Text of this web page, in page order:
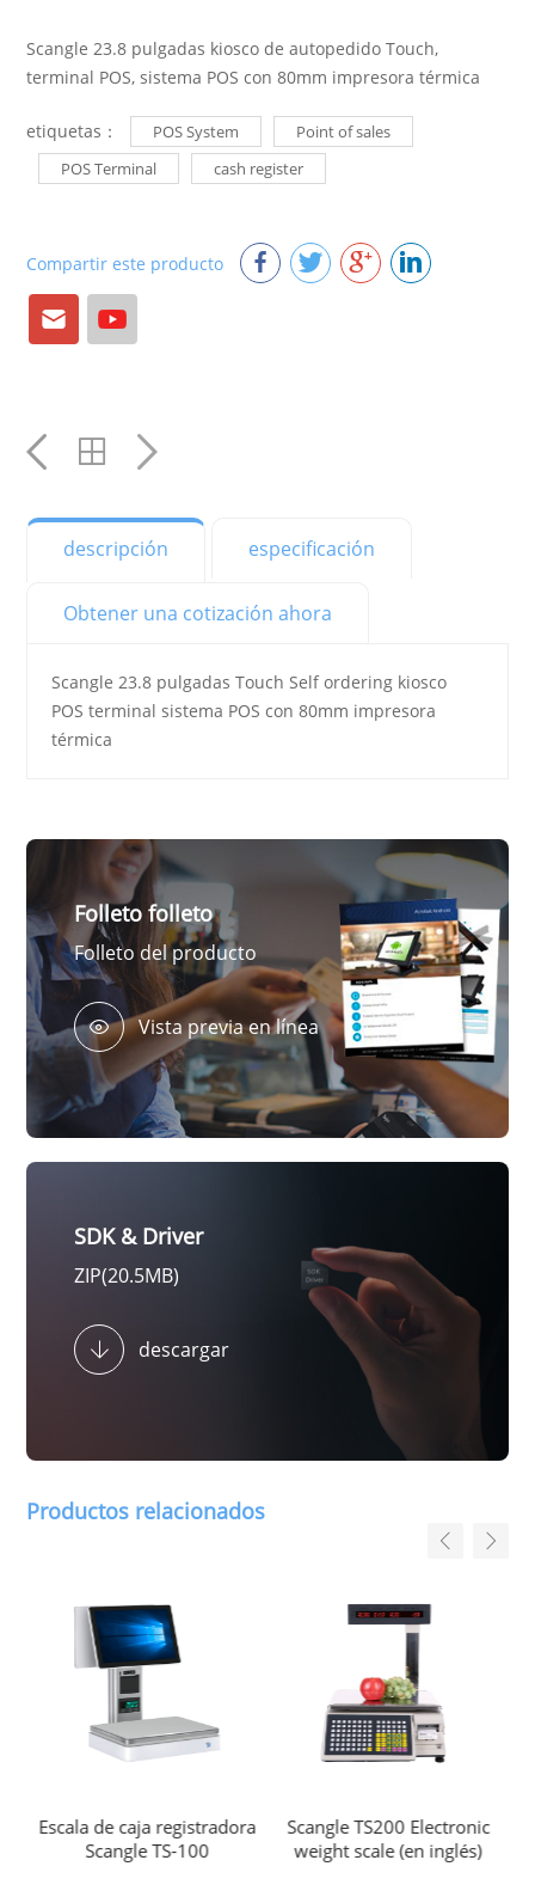
Scangle 23.8 pulgadas kiosco de autopedido Touch,
terminal POS, sistema POS con 80mm impresora térmica
etiquetas： POS System
Point of sales
POS Terminal
cash register
Compartir este producto
YouTube
YouTube
YouTube
YouTube
YouTube
YouTube
YouTube
YouTube
YouTube
descripción especificación
Obtener una cotización ahora
Scangle 23.8 pulgadas Touch Self ordering kiosco
POS terminal sistema POS con 80mm impresora
térmica
Folleto folleto
Folleto del producto
Vista previa en línea
SDK & Driver
ZIP(20.5MB)
descargar
Productos relacionados
Escala de caja registradora
Scangle TS-100
Scangle TS200 Electronic
weight scale (en inglés)